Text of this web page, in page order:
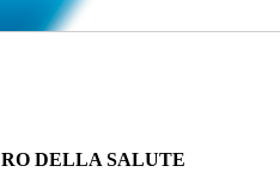
DELLA SALUTE